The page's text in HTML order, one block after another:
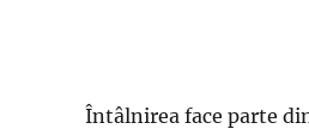
Întâlnirea face parte